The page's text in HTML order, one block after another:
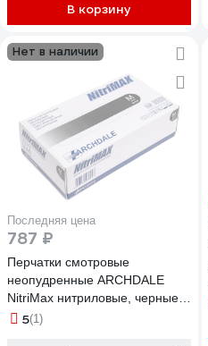
В корзину
Нет в наличии
Последняя цена
787 ₽
Перчатки смотровые
неопудренные ARCHDALE
NitriMax нитриловые, черные,
4г, 50 пар, р.M B784M
5(1)